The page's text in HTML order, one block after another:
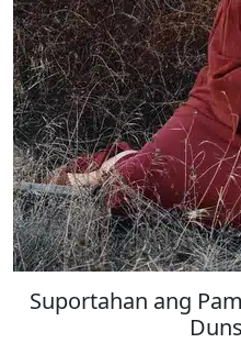
Suportahan ang